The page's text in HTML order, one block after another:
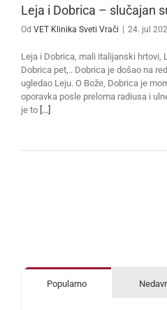
Leja i Dobrica – slučajan
Od VET Klinika Sveti Vrači 24. jul
Leja i Dobrica, mali italijanski hrtovi,
Dobrica pet,.. Dobrica je došao na
ugledao Leju. O Bože, Dobrica je
oporavka posle preloma radiusa i
je to [...]
Popularno